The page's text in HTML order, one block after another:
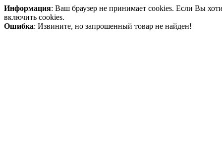
Информация: Ваш браузер не принимает cookies. Если Вы
включить cookies.
Ошибка: Извините, но запрошенный товар не найден!